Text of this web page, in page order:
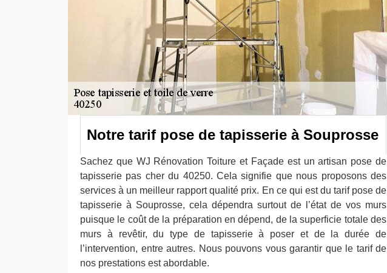
Notre tarif pose de tapisserie à Souprosse
Sachez que WJ Rénovation Toiture et Façade est un artisan pose de
tapisserie pas cher du 40250. Cela signifie que nous proposons des
services à un meilleur rapport qualité prix. En ce qui est du tarif pose de
tapisserie à Souprosse, cela dépendra surtout de l’état de vos murs
puisque le coût de la préparation en dépend, de la superficie totale des
murs à revêtir, du type de tapisserie à poser et de la durée de
l’intervention, entre autres. Nous pouvons vous garantir que le tarif de
nos prestations est abordable.